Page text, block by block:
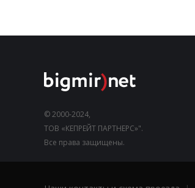
© 2000-2024,
ТОВ «КЕПРЕЙТ ПАРТНЕРС»".
Все права защищены.